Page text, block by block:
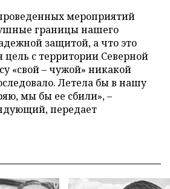
мероприятий
границы нашего
защитой, а что это
цель с территории Северной
«свой – чужой» никакой
Летела бы в нашу
мы бы ее сбили», –
передает